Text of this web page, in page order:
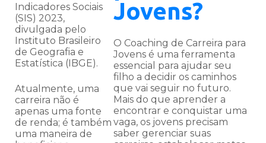
Indicadores Sociais
(SIS) 2023,
divulgada pelo
Instituto Brasileiro
de Geografia e
Estatística (IBGE).
Atualmente, uma
carreira não é
apenas uma fonte
de renda; é também
uma maneira de
Jovens?
O Coaching de Carreira para
Jovens é uma ferramenta
essencial para ajudar seu
filho a decidir os caminhos
que vai seguir no futuro.
Mais do que aprender a
encontrar e conquistar uma
vaga, os jovens precisam
saber gerenciar suas